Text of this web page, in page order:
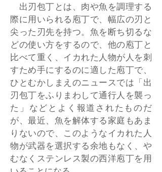
出刃包丁とは、肉や魚を調理する
際に用いられる庖丁で、幅広の刃と
尖った刃先を持つ。魚を断ち切るな
どの使い方をするので、他の庖丁と
比べて重く、イカれた人物が人を刺
すため手にするのに適した庖丁で、
ひとむかしまえのニュースでは「出
刃包丁をふりまわして通行人を襲っ
た」などとよく報道されたものだ
が、最近、魚を解体する家庭もあま
りないので、このようなイカれた人
物が武器を選択する余地もなく、や
むなくステンレス製の西洋庖丁を用